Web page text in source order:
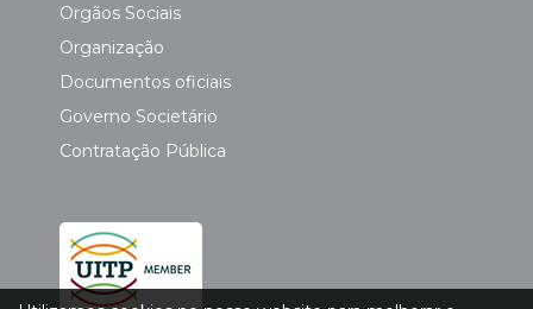
Orgãos Sociais
Organização
Documentos oficiais
Governo Societário
Contratação Pública